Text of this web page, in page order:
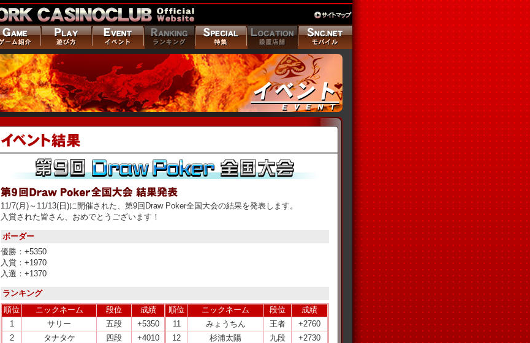
11/7(月)～11/13(日)に開催された、第9回Draw Poker全国大会の結果を発表します。
入賞された皆さん、おめでとうございます！
ボーダー
優勝：+5350
入賞：+1970
入選：+1370
ランキング
順位
ニックネーム 段位
成績
1
サリー 五段
+5350
2
タナタケ 四段
+4010
順位 ニックネーム 段位
成績
11
みょうちん 王者
+2760
12
杉浦太陽 九段
+2730